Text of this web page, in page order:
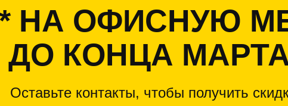
НА ОФИСНУЮ
ДО КОНЦА
Оставьте контакты, чтобы получить